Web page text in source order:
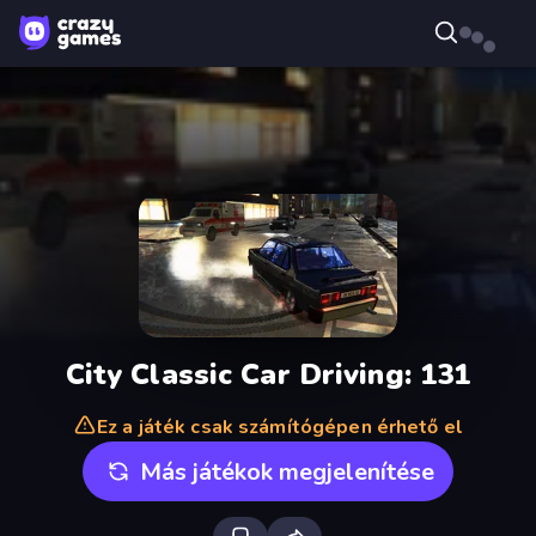
City Classic Car Driving: 131
Ez a játék csak számítógépen érhető el
Más játékok megjelenítése